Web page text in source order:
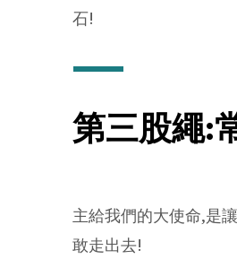
石!
第三股繩:
主給我們的大使命,是
敢走出去!